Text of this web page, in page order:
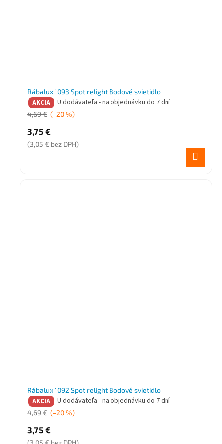
Rábalux 1093 Spot relight Bodové svietidlo
AKCIA U dodávateľa - na objednávku do 7 dní
4,69 € (–20 %)
3,75 €
(3,05 € bez DPH)
Rábalux 1092 Spot relight Bodové svietidlo
AKCIA U dodávateľa - na objednávku do 7 dní
4,69 € (–20 %)
3,75 €
(3,05 € bez DPH)